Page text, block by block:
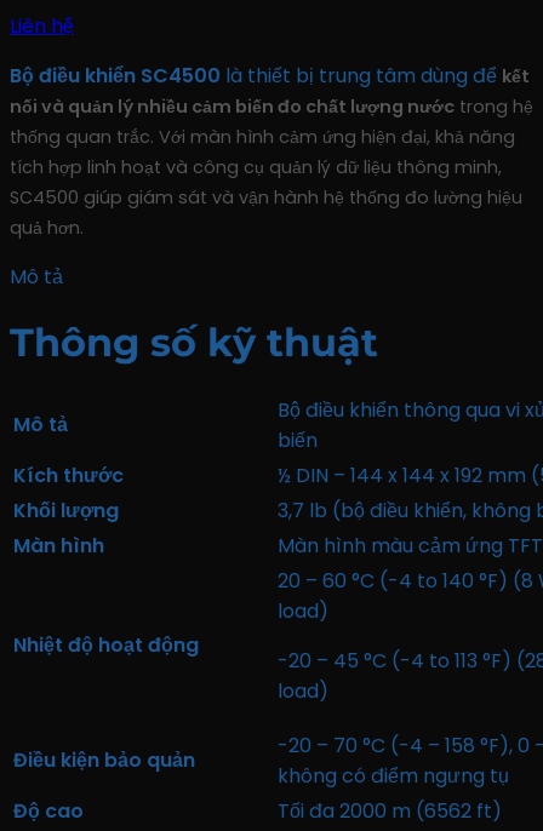
Liên hệ
Bộ điều khiển SC4500 là thiết bị trung tâm dùng để kết
nối và quản lý nhiều cảm biến đo chất lượng nước trong hệ
thống quan trắc. Với màn hình cảm ứng hiện đại, khả năng
tích hợp linh hoạt và công cụ quản lý dữ liệu thông minh,
SC4500 giúp giám sát và vận hành hệ thống đo lường hiệu
quả hơn.
Mô tả
Thông số kỹ thuật
Mô tả
Bộ điều khiển thông qua vi
biến
Kích thước
½ DIN – 144 x 144 x 192 mm
Khối lượng
3,7 lb (bộ điều khiển,
Màn hình
Màn hình màu cảm ứng
Nhiệt độ hoạt động
20 – 60 °C (-4 to 140 °F)
load)
-20 – 45 °C (-4 to 113 °F)
load)
Điều kiện bảo quản
-20 – 70 °C (-4 – 158 °F), 0
không có điểm ngưng tụ
Độ cao
Tối đa 2000 m (6562 ft)